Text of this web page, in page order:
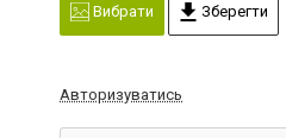
Вибрати
Зберегти
Авторизуватись